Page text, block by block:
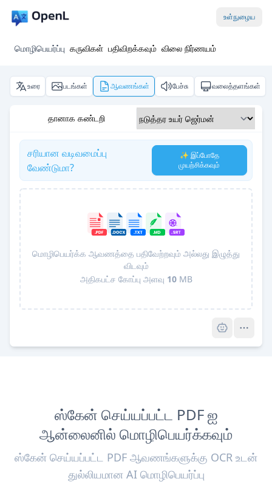
உள்நுழைய
மொழிபெயர்ப்பு கருவிகள் பதிவிறக்கவும் விலை நிர்ணயம்
உரை படங்கள் ஆவணங்கள் பேச்சு வலைத்தளங்கள்
தானாக கண்டறி
சரியான வடிவமைப்பு
வேண்டுமா?
✨ இப்போதே
முயற்சிக்கவும்
மொழிபெயர்க்க ஆவணத்தை பதிவேற்றவும் அல்லது இழுத்து
விடவும்
அதிகபட்ச கோப்பு அளவு 10MB
ஸ்கேன் செய்யப்பட்ட PDF ஐ
ஆன்லைனில் மொழிபெயர்க்கவும்
ஸ்கேன் செய்யப்பட்ட PDF ஆவணங்களுக்கு OCR உடன்
துல்லியமான AI மொழிபெயர்ப்பு